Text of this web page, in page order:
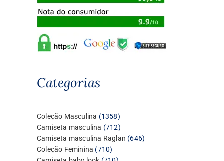
Categorias
Coleção Masculina 13581358
produtos
Camiseta masculina 712712
produtos
Camiseta masculina Raglan 646646
Coleção Feminina 710710
produtos
710